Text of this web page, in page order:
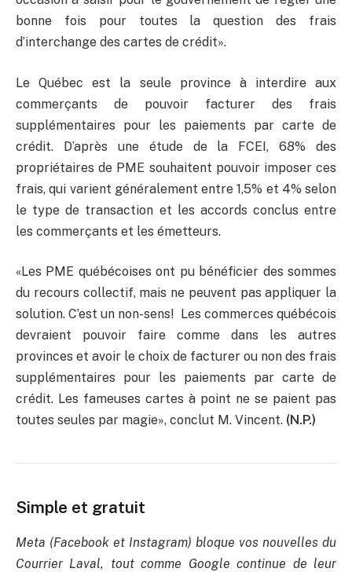
bonne fois pour toutes la question des frais
d’interchange des cartes de crédit».
Le Québec est la seule province à interdire aux
commerçants de pouvoir facturer des frais
supplémentaires pour les paiements par carte de
crédit. D’après une étude de la FCEI, 68% des
propriétaires de PME souhaitent pouvoir imposer ces
frais, qui varient généralement entre 1,5% et 4% selon
le type de transaction et les accords conclus entre
les commerçants et les émetteurs.
«Les PME québécoises ont pu bénéficier des sommes
du recours collectif, mais ne peuvent pas appliquer la
solution. C’est un non-sens! Les commerces québécois
devraient pouvoir faire comme dans les autres
provinces et avoir le choix de facturer ou non des frais
supplémentaires pour les paiements par carte de
crédit. Les fameuses cartes à point ne se paient pas
toutes seules par magie», conclut M. Vincent. (N.P.)
Simple et gratuit
Meta (Facebook et Instagram) bloque vos nouvelles du
Courrier Laval, tout comme Google continue de leur